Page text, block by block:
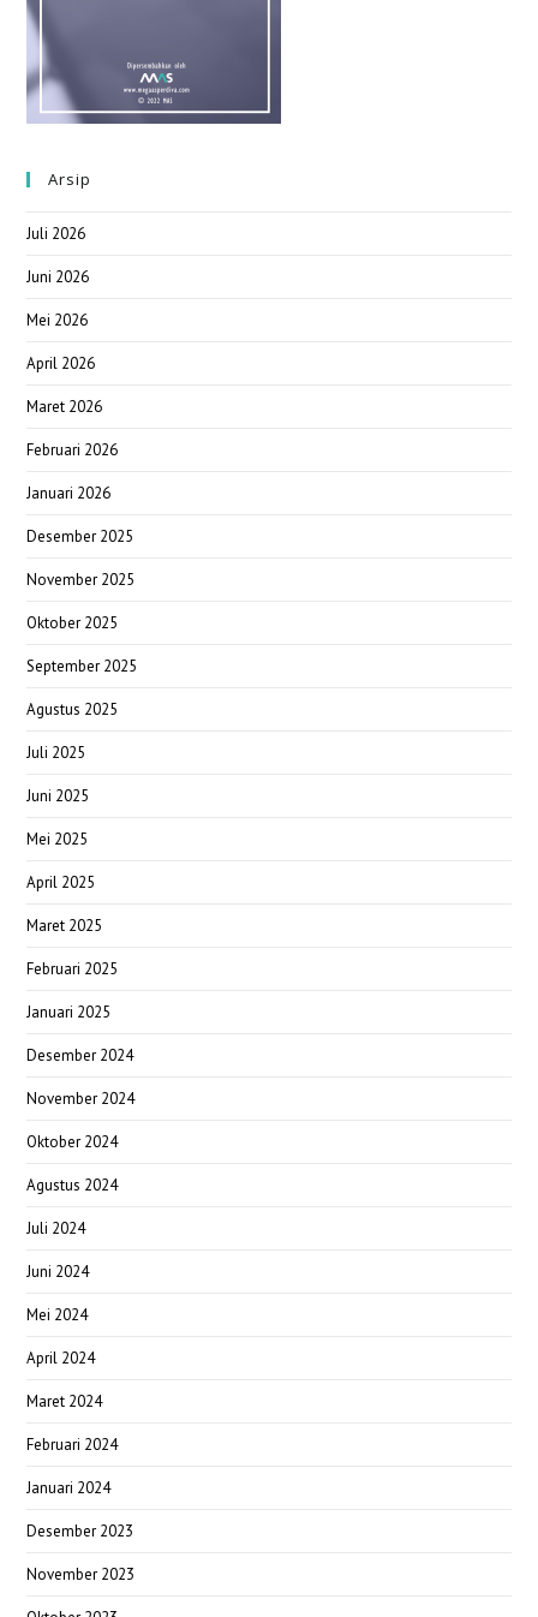
Arsip
Juli 2026
Juni 2026
Mei 2026
April 2026
Maret 2026
Februari 2026
Januari 2026
Desember 2025
November 2025
Oktober 2025
September 2025
Agustus 2025
Juli 2025
Juni 2025
Mei 2025
April 2025
Maret 2025
Februari 2025
Januari 2025
Desember 2024
November 2024
Oktober 2024
Agustus 2024
Juli 2024
Juni 2024
Mei 2024
April 2024
Maret 2024
Februari 2024
Januari 2024
Desember 2023
November 2023